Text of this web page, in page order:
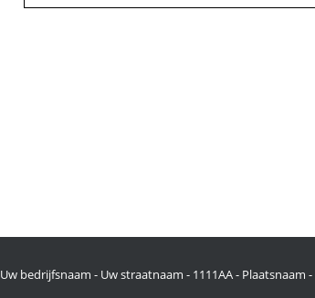
Uw bedrijfsnaam - Uw straatnaam - 1111AA - Plaatsnaam -